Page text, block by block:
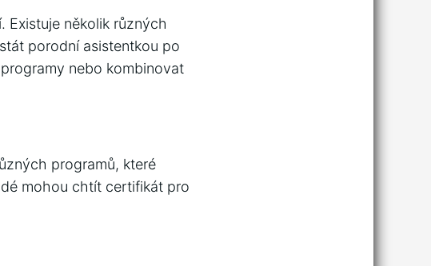
Existuje několik různých
porodní asistentkou po
nebo kombinovat
programů, které
mohou chtít certifikát pro